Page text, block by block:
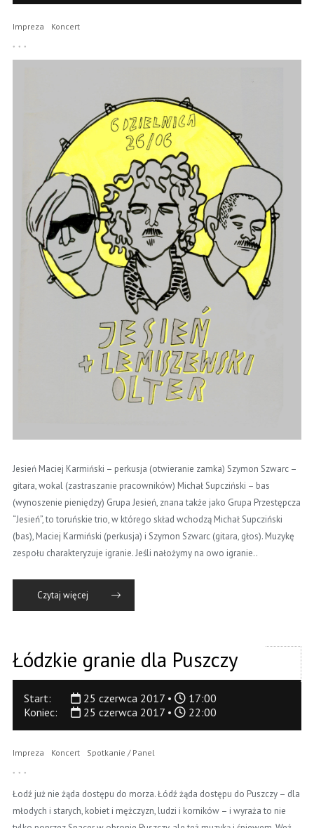
Impreza Koncert
Jesień Maciej Karmiński – perkusja (otwieranie zamka) Szymon Szwarc –
gitara, wokal (zastraszanie pracowników) Michał Supcziński – bas
(wynoszenie pieniędzy) Grupa Jesień, znana także jako Grupa Przestępcza
“Jesień”, to toruńskie trio, w którego skład wchodzą Michał Supcziński
(bas), Maciej Karmiński (perkusja) i Szymon Szwarc (gitara, głos). Muzykę
zespołu charakteryzuje igranie. Jeśli nałożymy na owo igranie..
Czytaj więcej
Łódzkie granie dla Puszczy
Start: 25 czerwca 2017 •
17:00
Koniec:
25 czerwca 2017 • 22:00
Impreza Koncert Spotkanie / Panel
Łodź już nie żąda dostępu do morza. Łódź żąda dostępu do Puszczy – dla
młodych i starych, kobiet i mężczyzn, ludzi i korników – i wyraża to nie